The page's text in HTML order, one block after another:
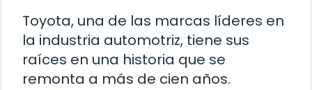
Toyota, una de las marcas líderes en
la industria automotriz, tiene sus
raíces en una historia que se
remonta a más de cien años.